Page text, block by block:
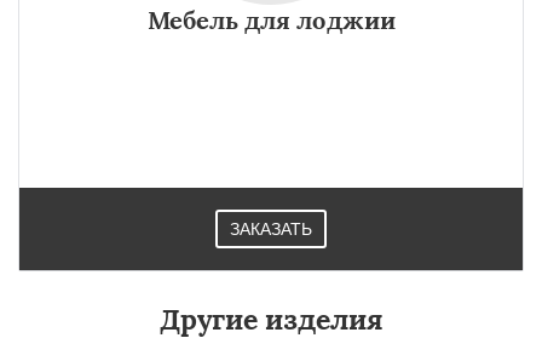
Мебель для лоджии
ЗАКАЗАТЬ
Другие изделия